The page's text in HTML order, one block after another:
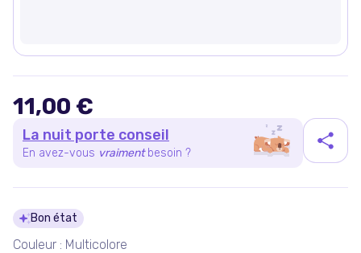
11,00 €
La nuit porte conseil
En avez-vous vraiment besoin ?
Détails du produit
Bon état
Couleur : Multicolore